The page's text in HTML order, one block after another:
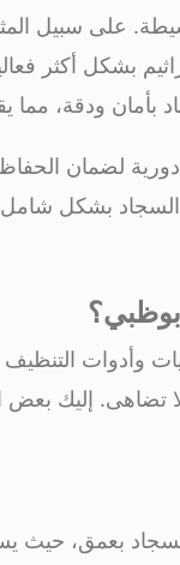
على سبيل
بشكل أكثر
بأمان ودقة،
لضمان
بشكل شامل
التنظيف
لا تضاهى. إليك
بعمق، حيث